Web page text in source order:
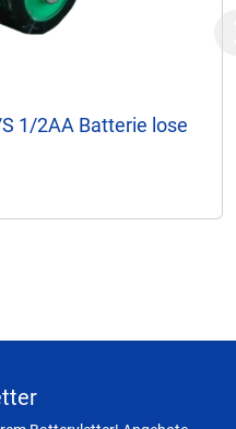
1/2AA Batterie lose